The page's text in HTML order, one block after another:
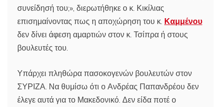
συνείδησή του;», διερωτήθηκε ο κ. Κικίλιας
επισημαίνοντας πως η αποχώρηση του κ. Καμμένου
δεν δίνει άφεση αμαρτιών στον κ. Τσίπρα ή στους
βουλευτές του.
Υπάρχει πληθώρα πασοκογενών βουλευτών στον
ΣΥΡΙΖΑ. Να θυμίσω ότι ο Ανδρέας Παπανδρέου δεν
έλεγε αυτά για το Μακεδονικό. Δεν είδα ποτέ ο